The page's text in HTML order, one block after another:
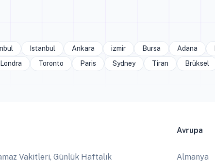
Istanbul Ankara izmir Bursa Adana
Londra Toronto Paris Sydney Tiran Brüksel
Vakitleri, Günlük Haftalık
Avrupa
Almanya